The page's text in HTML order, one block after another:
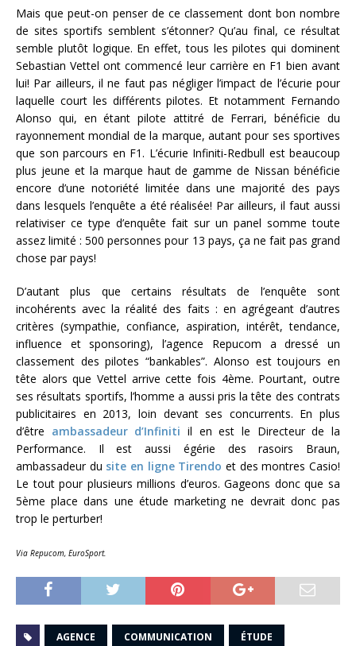
Mais que peut-on penser de ce classement dont bon nombre
de sites sportifs semblent s’étonner? Qu’au final, ce résultat
semble plutôt logique. En effet, tous les pilotes qui dominent
Sebastian Vettel ont commencé leur carrière en F1 bien avant
lui! Par ailleurs, il ne faut pas négliger l’impact de l’écurie pour
laquelle court les différents pilotes. Et notamment Fernando
Alonso qui, en étant pilote attitré de Ferrari, bénéficie du
rayonnement mondial de la marque, autant pour ses sportives
que son parcours en F1. L’écurie Infiniti-Redbull est beaucoup
plus jeune et la marque haut de gamme de Nissan bénéficie
encore d’une notoriété limitée dans une majorité des pays
dans lesquels l’enquête a été réalisée! Par ailleurs, il faut aussi
relativiser ce type d’enquête fait sur un panel somme toute
assez limité : 500 personnes pour 13 pays, ça ne fait pas grand
chose par pays!
D’autant plus que certains résultats de l’enquête sont
incohérents avec la réalité des faits : en agrégeant d’autres
critères (sympathie, confiance, aspiration, intérêt, tendance,
influence et sponsoring), l’agence Repucom a dressé un
classement des pilotes “bankables”. Alonso est toujours en
tête alors que Vettel arrive cette fois 4ème. Pourtant, outre
ses résultats sportifs, l’homme a aussi pris la tête des contrats
publicitaires en 2013, loin devant ses concurrents. En plus
d’être ambassadeur d’Infinitiil en est le Directeur de la
Performance. Il est aussi égérie des rasoirs Braun,
ambassadeur du site en ligne Tirendoet des montres Casio!
Le tout pour plusieurs millions d’euros. Gageons donc que sa
5ème place dans une étude marketing ne devrait donc pas
trop le perturber!
Via Repucom, EuroSport.
AGENCE COMMUNICATION ÉTUDE